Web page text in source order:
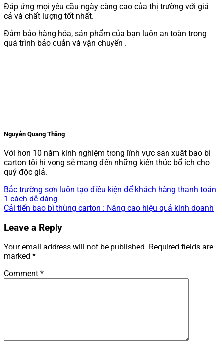
Đáp ứng mọi yêu cầu ngày càng cao của thị trường với giá
cả và chất lượng tốt nhất.
Đảm bảo hàng hóa, sản phẩm của bạn luôn an toàn trong
quá trình bảo quản và vận chuyển .
Nguyễn Quang Thắng
Với hơn 10 năm kinh nghiệm trong lĩnh vực sản xuất bao bì
carton tôi hi vọng sẽ mang đến những kiến thức bổ ích cho
quý độc giả.
Bắc trường sơn luôn tạo điều kiện để khách hàng thanh toán
1 cách dễ dàng
Cải tiến bao bì thùng carton : Nâng cao hiệu quả kinh doanh
Leave a Reply
Your email address will not be published. Required fields are
marked *
Comment *